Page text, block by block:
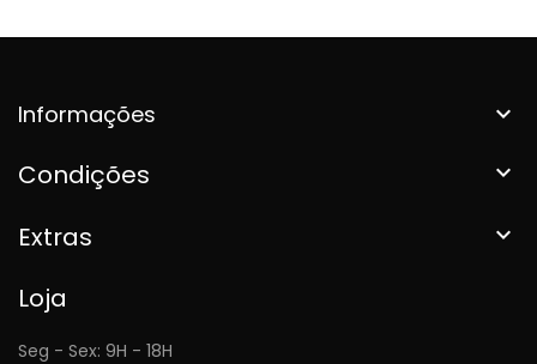
Informações 
Condições 
Extras 
Loja
Seg - Sex: 9H - 18H